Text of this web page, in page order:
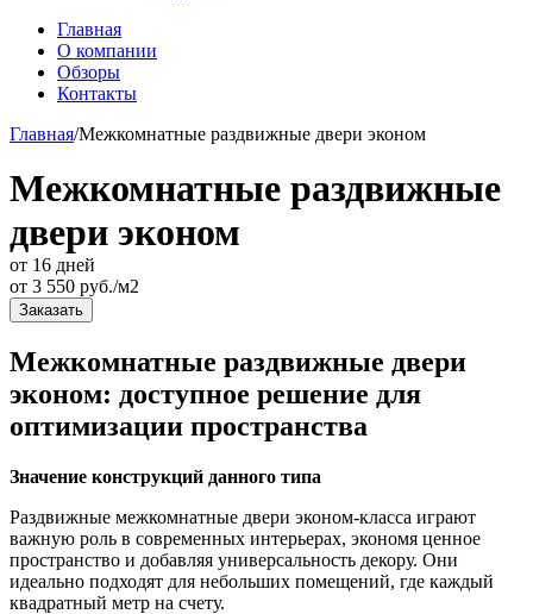
Главная
О компании
Обзоры
Контакты
Главная/Межкомнатные раздвижные двери эконом
Межкомнатные раздвижные
двери эконом
от 16 дней
от 3 550 руб./м2
Заказать
Межкомнатные раздвижные двери
эконом: доступное решение для
оптимизации пространства
Значение конструкций данного типа
Раздвижные межкомнатные двери эконом-класса играют
важную роль в современных интерьерах, экономя ценное
пространство и добавляя универсальность декору. Они
идеально подходят для небольших помещений, где каждый
квадратный метр на счету.